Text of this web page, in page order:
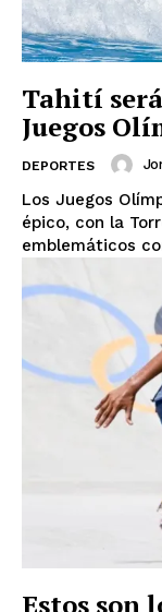
Tahití
Juegos
DEPORTES
Los Juegos
épico, con la
emblemáticos
Estos son